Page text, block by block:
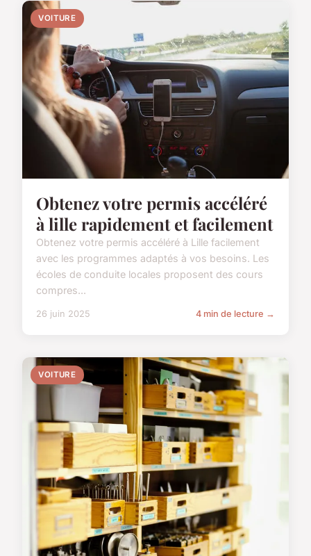
VOITURE
Obtenez votre permis accéléré
à lille rapidement et facilement
Obtenez votre permis accéléré à Lille facilement
avec les programmes adaptés à vos besoins. Les
écoles de conduite locales proposent des cours
compres...
26 juin 2025 4 min de lecture →
VOITURE